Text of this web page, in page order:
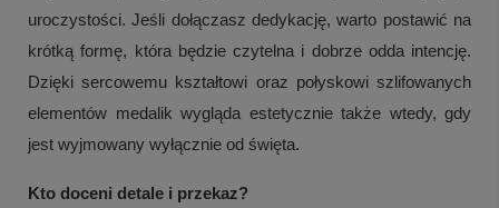
uroczystości. Jeśli dołączasz dedykację, warto postawić na
krótką formę, która będzie czytelna i dobrze odda intencję.
Dzięki sercowemu kształtowi oraz połyskowi szlifowanych
elementów medalik wygląda estetycznie także wtedy, gdy
jest wyjmowany wyłącznie od święta.
Kto doceni detale i przekaz?